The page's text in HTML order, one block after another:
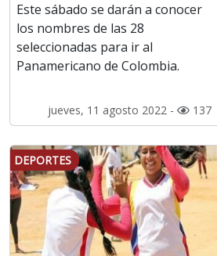
Este sábado se darán a conocer
los nombres de las 28
seleccionadas para ir al
Panamericano de Colombia.
jueves, 11 agosto 2022 - 137
DEPORTES